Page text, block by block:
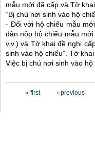
mẫu mới đã cấp và Tờ
“Bị chú nơi sinh vào hộ
- Đối với hộ chiếu mẫu
dân nộp hộ chiếu mẫu
v.v.) và Tờ khai đề nghị
sinh vào hộ chiếu”. Tờ
Việc bị chú nơi sinh vào
« first ‹ previous